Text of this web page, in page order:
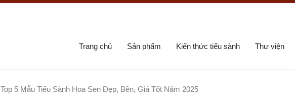
Trang chủ Sản phẩm Kiến thức tiểu sành Thư viện
Top 5 Mẫu Tiểu Sành Hoa Sen Đẹp, Bền, Giá Tốt Năm 2025